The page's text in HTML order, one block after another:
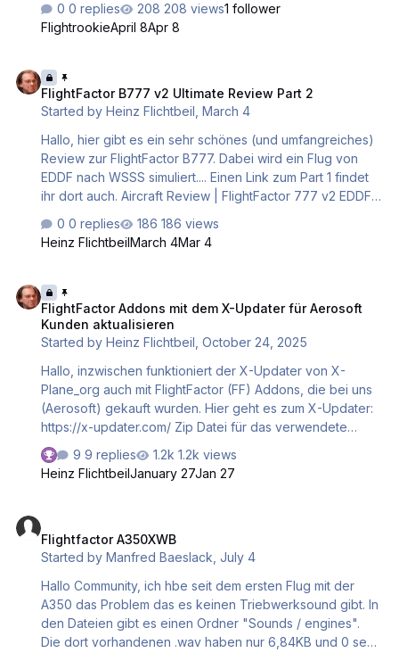
Updater verfügbar. Änderungsprotokoll 1.7.6: Abstürze
beim Start unter XP 12.4 behoben, mögliche Abstürze im
behoben
0 replies 208 views1 follower
FlightrookieApril 8Apr 8
FlightFactor B777 v2 Ultimate Review Part 2
Started byHeinz Flichtbeil ,March 4
Hallo, hier gibt es ein sehr schönes (und umfangreiches)
Review zur FlightFactor B777. Dabei wird ein Flug von
EDDF nach WSSS simuliert.... Einen Link zum Part 1 findet
ihr dort auch. Aircraft Review | FlightFactor 777 v2 EDDF-
Articles Viel Spaß beim lesen und vielleicht nachfliegen...
Gruß Heinz
0 replies
186 views
Heinz FlichtbeilMarch 4Mar 4
FlightFactor Addons mit dem X-Updater für Aerosoft
Kunden aktualisieren
Started byHeinz Flichtbeil ,October 24, 2025
Hallo, inzwischen funktioniert der X-Updater von X-
Plane_org auch mit FlightFactor (FF) Addons, die bei uns
(Aerosoft) gekauft wurden. Hier geht es zum X-Updater:
https://x-updater.com/ Zip Datei für das verwendete
Betriebssystem herunterladen und entpacken. Dann den
X-Updater ausführen. Beim ersten Mal muss das
Verzeichnis des installierten X-Plane Simulators
nach der verwendeten eMail und dem Key des
betreffenden Addons gefragt. Den Key findet ihr wie
Sollte es doch noch Probleme mit dem X-Updater geben
(z.B. Key…
9 replies
1.2k views
Heinz FlichtbeilJanuary 27Jan 27
Flightfactor A350XWB
Started byManfred Baeslack ,July 4
Hallo Community, ich hbe seit dem ersten Flug mit der
A350 das Problem das es keinen Triebwerksound gibt. In
den Dateien gibt es einen Ordner "Sounds / engines".
Die dort vorhandenen .wav haben nur 6,84KB und 0 sec